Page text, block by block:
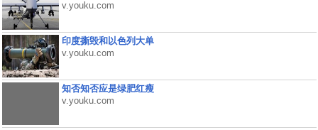
v.youku.com
印度撕毁和以色列大单
v.youku.com
知否知否应是绿肥红瘦
v.youku.com